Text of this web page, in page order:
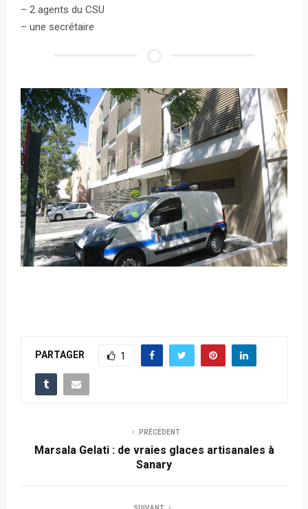
– 2 agents du CSU
– une secrétaire
PARTAGER 1
PRÉCÉDENT
Marsala Gelati : de vraies glaces artisanales à
Sanary